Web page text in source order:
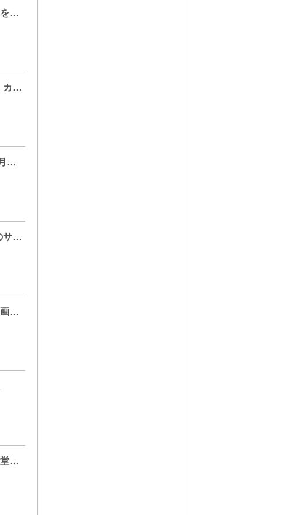
人気芸人、タレント、ダンサーたちがプレゼンターとして「2023 TMA」を盛り上げる！
ウ・ドファン、イ・セヨン、コン・スンヨン、ジニョン、イ・ジョンハ、カン・フンら「2023 TMA」プレゼンターに！
ムンビン＆サナ（ASTRO）が表紙・巻頭を飾る！「韓流ぴあ」2023年2月号、1月20日（金）発売！
『七日の王妃』のヨン・ウジン主演！ 神父と医師がバディを組む異色のサスペンスドラマ『プリースト～君のために～』がdTVで配信スタート
韓国で130万部突破＆日本でも社会現象を起こしたベストセラー小説を映画化した話題作『82年生まれ、キム・ジヨン』がdTVで配信スタート
パク・ソジュン、イ・ソジンほか豪華共演！ナ・ヨンソクPD の「ユン食堂」がグレードアップ！「ユン ステイ 」3月29日 日本初放送 決定！